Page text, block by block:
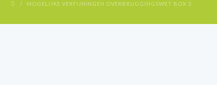
MOGELIJKE VERFIJNINGEN OVERBRUGGINGSWET BOX 3